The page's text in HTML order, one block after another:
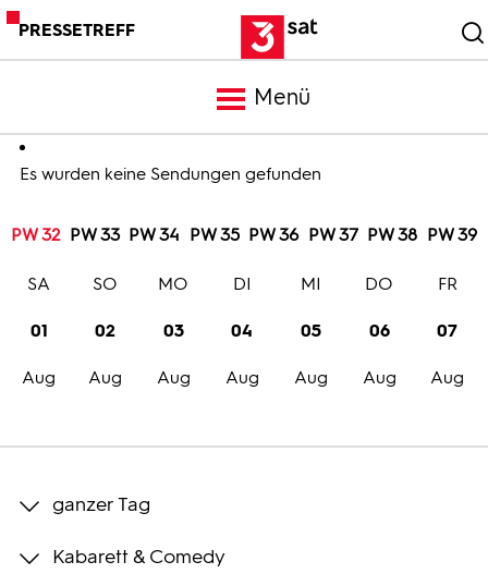
PRESSETREFF
Menü
Meldungen
Programm
Trailer
Bilder
Es wurden keine Sendungen gefunden
PW 32 PW 33 PW 34 PW 35 PW 36 PW 37 PW 38 PW 39
01
Aug
SA
02
Aug
SO
03
Aug
MO
04
Aug
DI
05
Aug
MI
06
Aug
DO
07
Aug
FR
ganzer Tag
Kabarett & Comedy